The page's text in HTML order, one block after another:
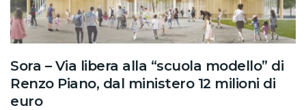
Sora – Via libera alla “scuola modello” di
Renzo Piano, dal ministero 12 milioni di
euro